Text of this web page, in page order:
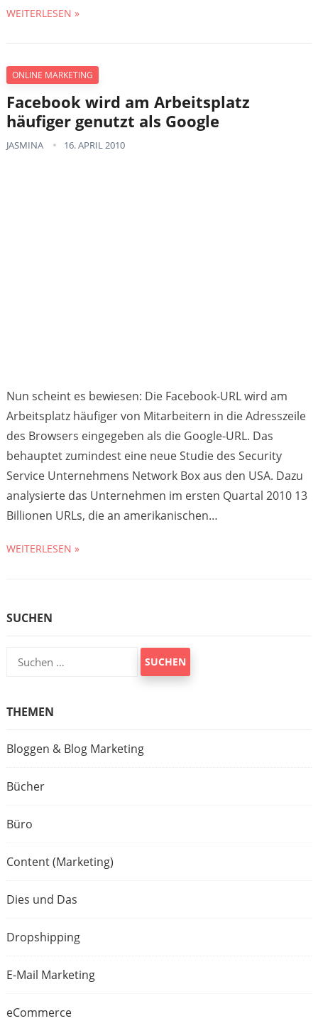
WEITERLESEN »
ONLINE MARKETING
Facebook wird am Arbeitsplatz
häufiger genutzt als Google
JASMINA 16. APRIL 2010
Nun scheint es bewiesen: Die Facebook-URL wird am
Arbeitsplatz häufiger von Mitarbeitern in die Adresszeile
des Browsers eingegeben als die Google-URL. Das
behauptet zumindest eine neue Studie des Security
Service Unternehmens Network Box aus den USA. Dazu
analysierte das Unternehmen im ersten Quartal 2010 13
Billionen URLs, die an amerikanischen…
WEITERLESEN »
SUCHEN
Suchen
nach:
THEMEN
Bloggen & Blog Marketing
Bücher
Büro
Content (Marketing)
Dies und Das
Dropshipping
E-Mail Marketing
eCommerce